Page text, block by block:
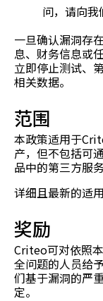
问，请向我
一旦确认漏洞存
息、财务信息或
立即停止测试、
相关数据。
范围
本政策适用于
产，但不包括可
品中的第三方服务
详细且最新的适
奖励
Criteo可对依照
全问题的人员给
们基于漏洞的严
定。